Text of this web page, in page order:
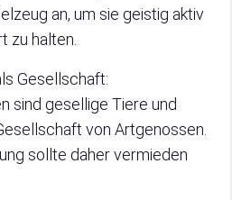
an, um sie geistig aktiv
zu halten.
Gesellschaft:
sind gesellige Tiere und
von Artgenossen.
sollte daher vermieden